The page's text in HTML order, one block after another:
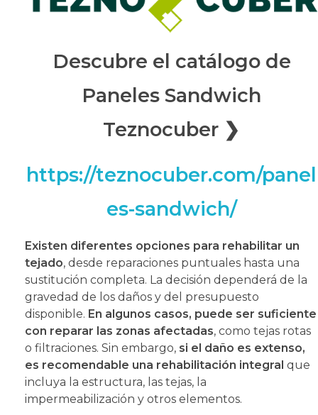
Descubre el catálogo de
Paneles Sandwich
Teznocuber ❯
https://teznocuber.com/panel
es-sandwich/
Existen diferentes opciones para rehabilitar un
tejado, desde reparaciones puntuales hasta una
sustitución completa. La decisión dependerá de la
gravedad de los daños y del presupuesto
disponible. En algunos casos, puede ser suficiente
con reparar las zonas afectadas, como tejas rotas
o filtraciones. Sin embargo, si el daño es extenso,
es recomendable una rehabilitación integral que
incluya la estructura, las tejas, la
impermeabilización y otros elementos.